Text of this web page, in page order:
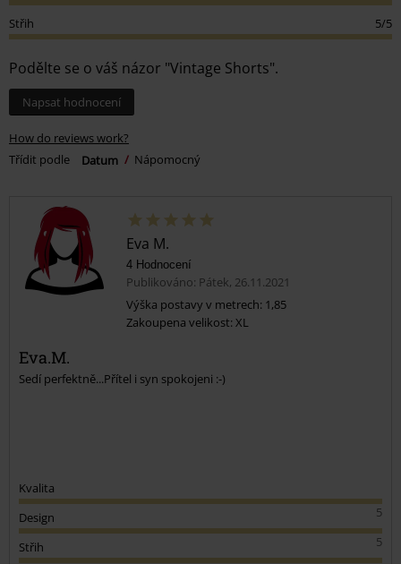
Střih 5/5
Podělte se o váš názor "Vintage Shorts".
Napsat hodnocení
How do reviews work?
Třídit podle
Datum Nápomocný
Eva M.
4 Hodnocení
Publikováno: Pátek, 26.11.2021
Výška postavy v metrech: 1,85
Zakoupena velikost: XL
Eva.M.
Sedí perfektně...Přítel i syn spokojeni :-)
Kvalita
5
Design
5
Střih